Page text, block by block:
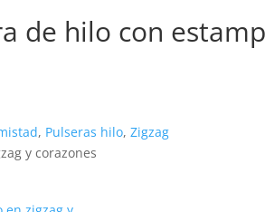
de hilo con
, Pulseras hilo,Zigzag